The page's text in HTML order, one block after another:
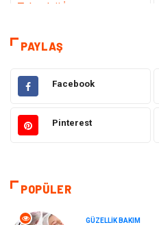
Teknoloji İnternet
Hukuk
Dekorasyon
Otomotiv
Makine
Gıda
PAYLAŞ
Facebook
Pinterest
POPÜLER
GÜZELLIK BAKIM